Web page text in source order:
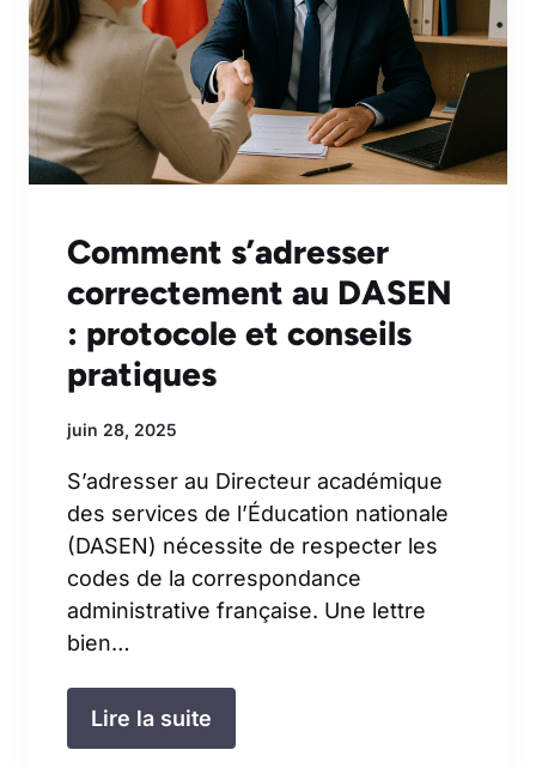
Comment s’adresser
correctement au DASEN
: protocole et conseils
pratiques
juin 28, 2025
S’adresser au Directeur académique
des services de l’Éducation nationale
(DASEN) nécessite de respecter les
codes de la correspondance
administrative française. Une lettre
bien…
Lire la suite